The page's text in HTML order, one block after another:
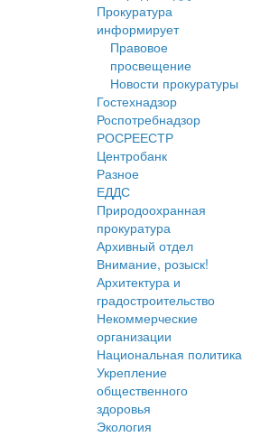
Прокуратура
информирует
Правовое
просвещение
Новости прокуратуры
Гостехнадзор
Роспотребнадзор
РОСРЕЕСТР
Центробанк
Разное
ЕДДС
Природоохранная
прокуратура
Архивный отдел
Внимание, розыск!
Архитектура и
градостроительство
Некоммерческие
организации
Национальная политика
Укрепление
общественного
здоровья
Экология